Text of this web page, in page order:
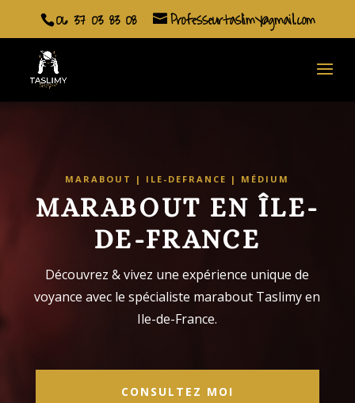
06 37 03 83 08 Professeurtaslimy@gmail.com
MARABOUT | ILE-DEFRANCE | MÉDIUM
MARABOUT EN ÎLE-
DE-FRANCE
Découvrez & vivez une expérience unique de
voyance avec le spécialiste marabout Taslimy en
Ile-de-France.
CONSULTEZ MOI